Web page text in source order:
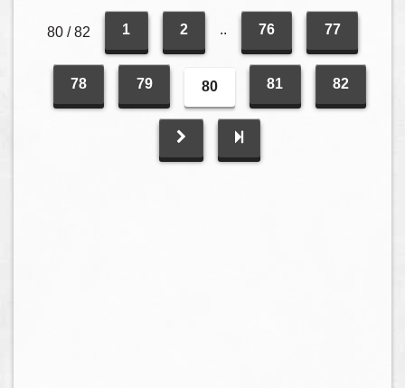
80 / 82 1 2 .. 76 77
78 79 80 81 82